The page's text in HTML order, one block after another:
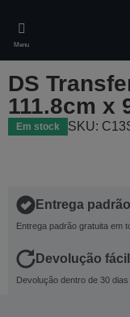
main
content
Menu
DS
111.8cm x
Em stock SKU:
Entrega
Entrega padrão gratuita em
Devolução fácil
Devolução dentro de 30 dias